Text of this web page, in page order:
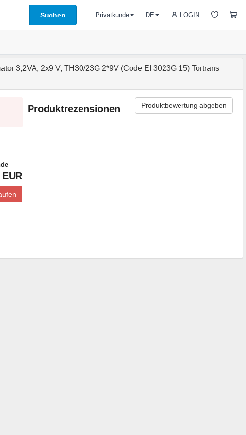
Suchen LOGIN
Privatkunde DE
3,2VA, 2x9 V, TH30/23G 2*9V (Code EI 3023G 15) Tortrans
Produktrezensionen Produktbewertung abgeben